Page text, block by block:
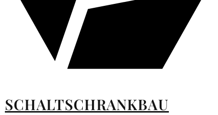
SCHALTSCHRANKBAU